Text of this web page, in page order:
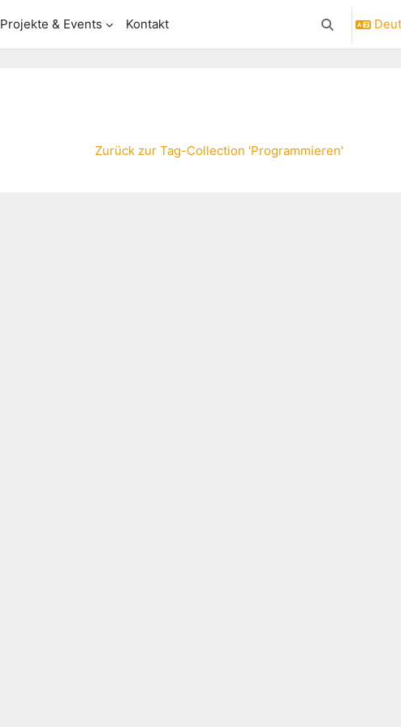
Projekte & Events Kontakt Sucheingabe
Zurück zur Tag-Collection 'Programmieren'